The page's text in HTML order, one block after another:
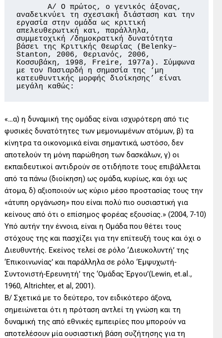
αναδεικνύει τη σχεσιακή διάσταση και την
εργασία στην ομάδα ως κριτική
απελευθερωτική και, παράλληλα,
συμμετοχική /δημοκρατική δυνατότητα
βάσει της Κριτικής Θεωρίας (Belenky–
Stanton, 2006, Θεριανός, 2006,
Κοσσυβάκη, 1998, Freire, 1977a). Σύμφωνα
με τον Πασιαρδή η σημασία της ‘μη
κατευθυντικής μορφής διοίκησης’ είναι
μεγάλη καθώς:
«…α) η δυναμική της ομάδας είναι ισχυρότερη από τις
φυσικές δυνατότητες των μεμονωμένων ατόμων, β) τα
κίνητρα τα οικονομικά είναι σημαντικά, ωστόσο, δεν
αποτελούν τη μόνη παρώθηση των δασκάλων, γ) οι
εκπαιδευτικοί αντιδρούν σε οτιδήποτε τους επιβάλλεται
από τα πάνω (διοίκηση) ως ομάδα, κυρίως, και όχι ως
άτομα, δ) αξιοποιούν ως κύριο μέσο προστασίας τους την
«άτυπη οργάνωση» που είναι πολύ πιο ουσιαστική για
κείνους από ότι ο επίσημος φορέας εξουσίας.» (2004, 7-10)
Υπό αυτήν την έννοια, είναι η Ομάδα που θέτει τους
στόχους της και πασχίζει για την επίτευξή τους και όχι ο
Διευθυντής. Εκείνος τελεί σε ρόλο ‘Διευκολυντή’ της
‘Επικοινωνίας’ και παράλληλα σε ρόλο ‘Εμψυχωτή-
Συντονιστή-Ερευνητή’ της ‘Ομάδας Έργου’(Lewin, et.al.,
1960, Altrichter, et al, 2001).
Β/ Σχετικά με το δεύτερο, τον ειδικότερο άξονα,
σημειώνεται ότι η πρόταση αντλεί τη γνώση και τη
δυναμική της από εθνικές εμπειρίες που μπορούν να
αποτελέσουν μία ουσιαστική βάση συζήτησης για τη